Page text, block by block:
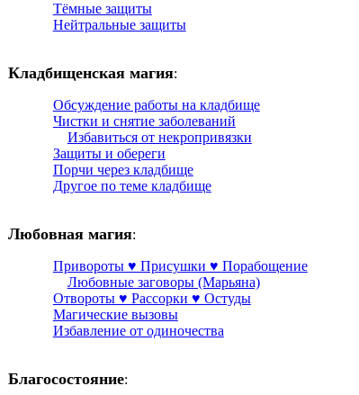
Тёмные защиты
Нейтральные защиты
Кладбищенская магия:
Обсуждение работы на кладбище
Чистки и снятие заболеваний
Избавиться от некропривязки
Защиты и обереги
Порчи через кладбище
Другое по теме кладбище
Любовная магия:
Привороты ♥ Присушки ♥ Порабощение
Любовные заговоры (Марьяна)
Отвороты ♥ Рассорки ♥ Остуды
Магические вызовы
Избавление от одиночества
Благосостояние: